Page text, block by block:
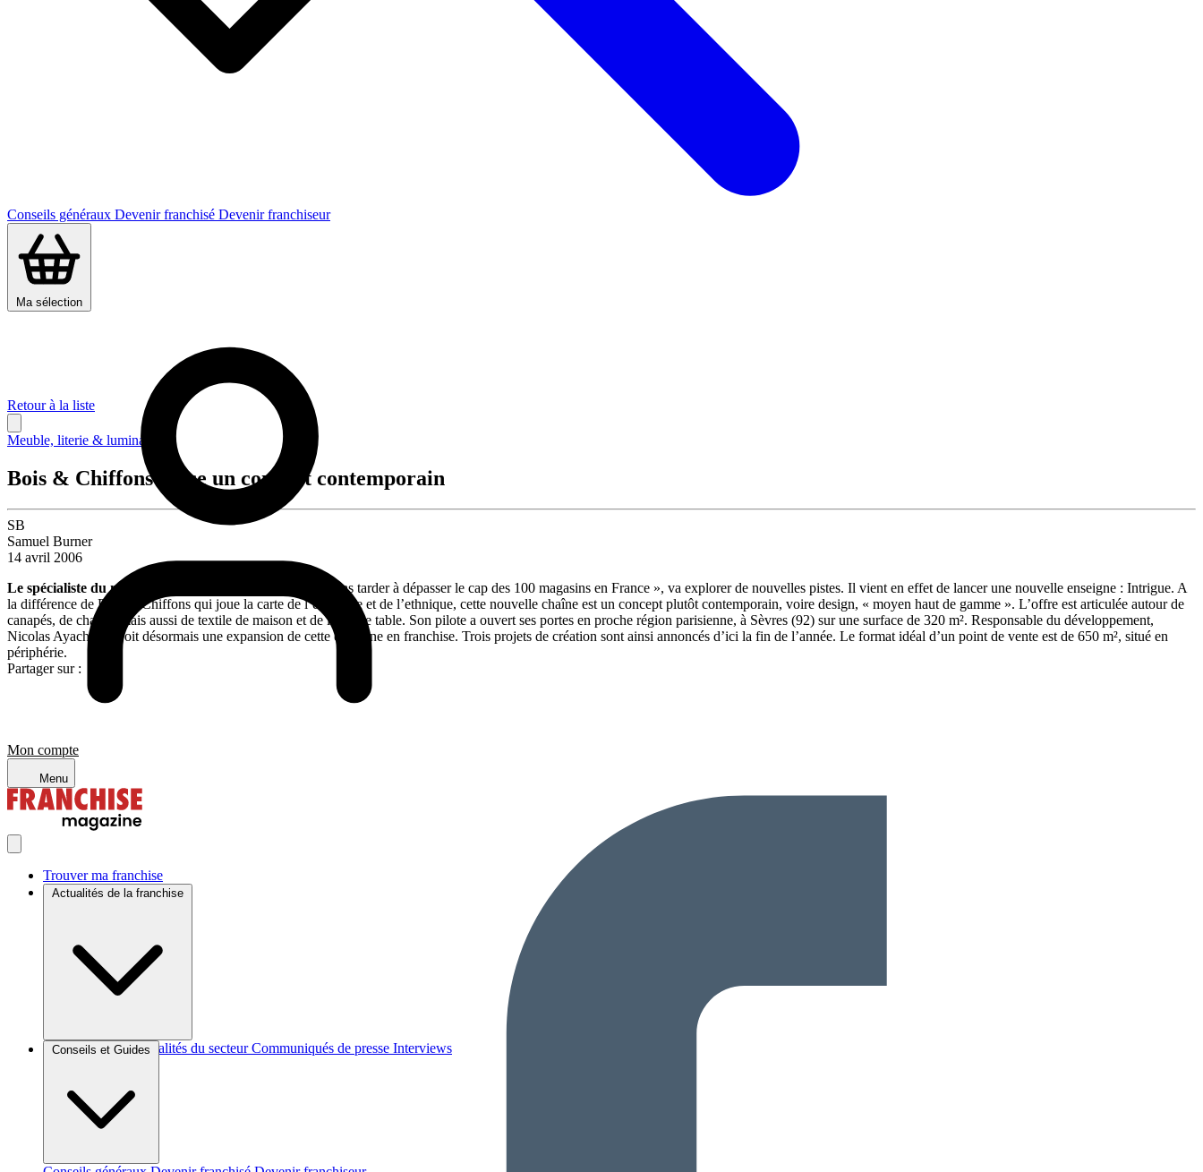
Conseils généraux Devenir franchisé Devenir franchiseur
Ma sélection
Mon compte
Menu
Trouver ma franchise
Actualités de la franchise
Brèves et actus Actualités du secteur Communiqués de presse Interviews
Conseils et Guides
Retour à la liste
Meuble, literie & luminaire
Bois & Chiffons lance un concept contemporain
SB
Samuel Burner
14 avril 2006
Le spécialiste du meuble et décoration,
qui ne devrait « pas tarder à dépasser le cap des 100 magasins en France », va explorer de nouvelles pistes. Il vient en effet de lancer une nouvelle enseigne : Intrigue. A
la différence de Bois & Chiffons qui joue la carte de l’exotisme et de l’ethnique, cette nouvelle chaîne est un concept plutôt contemporain, voire design, « moyen haut de gamme ». L’offre est articulée autour de
canapés, de chaises mais aussi de textile de maison et de linge de table. Son pilote a ouvert ses portes en proche région parisienne, à Sèvres (92) sur une surface de 320 m². Responsable du développement,
Nicolas Ayache prévoit désormais une expansion de cette enseigne en franchise. Trois projets de création sont ainsi annoncés d’ici la fin de l’année. Le format idéal d’un point de vente est de 650 m², situé en
périphérie.
Partager sur :